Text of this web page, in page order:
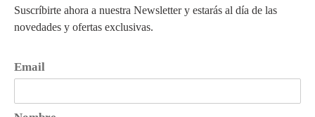
Suscríbirte ahora a nuestra Newsletter y estarás al día de las
novedades y ofertas exclusivas.
Email